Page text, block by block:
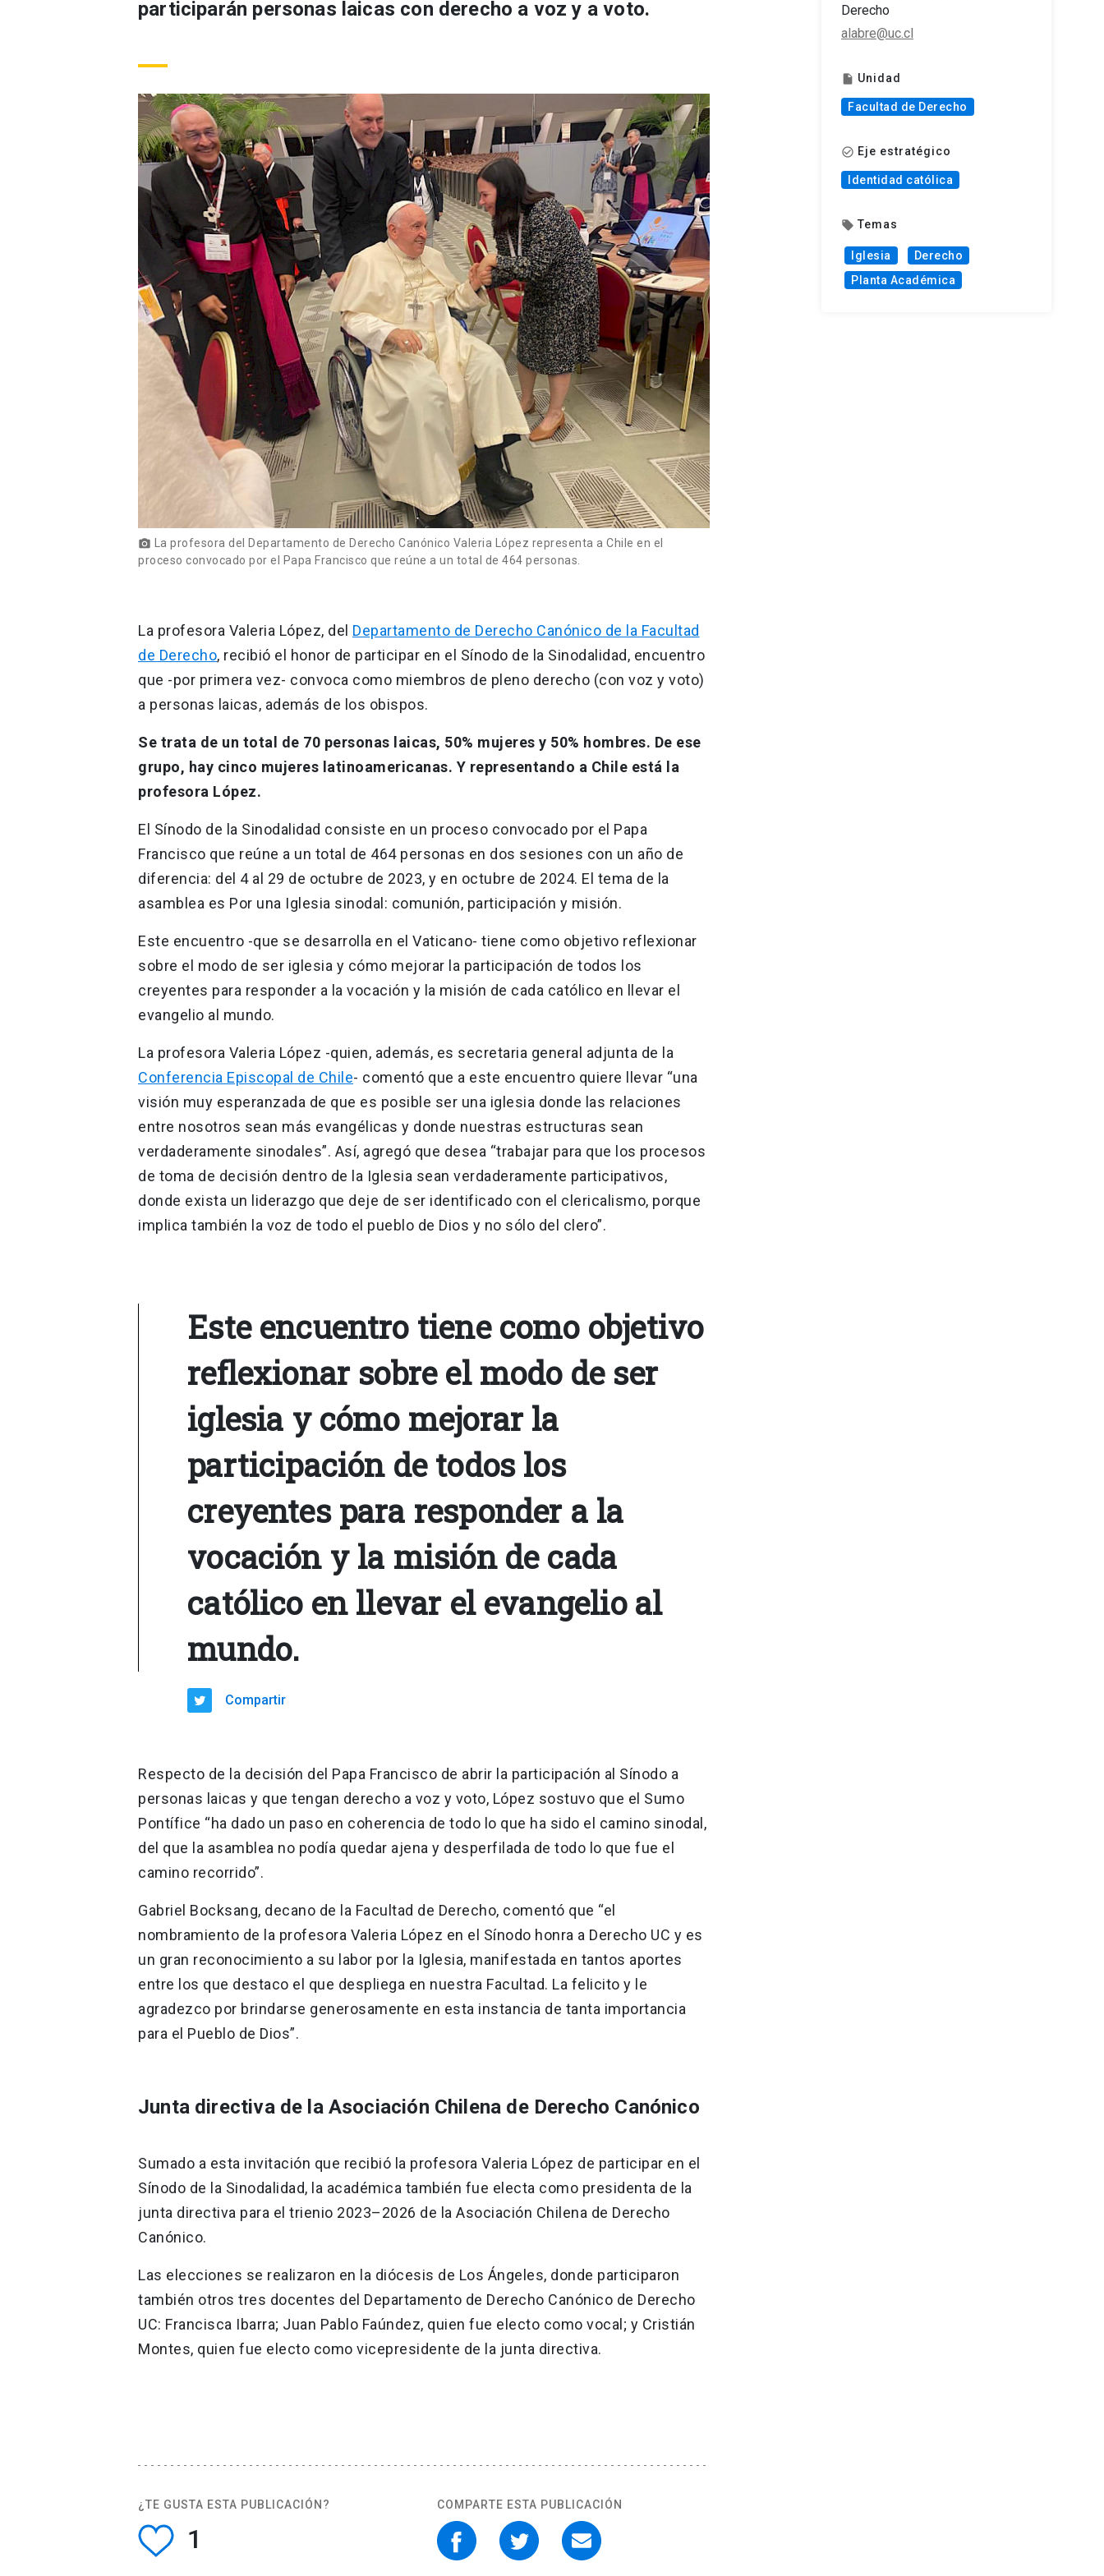
participarán personas laicas con derecho a voz y a voto.
photo_camera La profesora del Departamento de Derecho Canónico Valeria López representa a Chile en el
proceso convocado por el Papa Francisco que reúne a un total de 464 personas.
La profesora Valeria López, del Departamento de Derecho Canónico de la Facultad
de Derecho, recibió el honor de participar en el Sínodo de la Sinodalidad, encuentro
que -por primera vez- convoca como miembros de pleno derecho (con voz y voto)
a personas laicas, además de los obispos.
Se trata de un total de 70 personas laicas, 50% mujeres y 50% hombres. De ese
grupo, hay cinco mujeres latinoamericanas. Y representando a Chile está la
profesora López.
El Sínodo de la Sinodalidad consiste en un proceso convocado por el Papa
Francisco que reúne a un total de 464 personas en dos sesiones con un año de
diferencia: del 4 al 29 de octubre de 2023, y en octubre de 2024. El tema de la
asamblea es Por una Iglesia sinodal: comunión, participación y misión.
Este encuentro -que se desarrolla en el Vaticano- tiene como objetivo reflexionar
sobre el modo de ser iglesia y cómo mejorar la participación de todos los
creyentes para responder a la vocación y la misión de cada católico en llevar el
evangelio al mundo.
La profesora Valeria López -quien, además, es secretaria general adjunta de la
Conferencia Episcopal de Chile- comentó que a este encuentro quiere llevar “una
visión muy esperanzada de que es posible ser una iglesia donde las relaciones
entre nosotros sean más evangélicas y donde nuestras estructuras sean
verdaderamente sinodales”. Así, agregó que desea “trabajar para que los procesos
de toma de decisión dentro de la Iglesia sean verdaderamente participativos,
donde exista un liderazgo que deje de ser identificado con el clericalismo, porque
implica también la voz de todo el pueblo de Dios y no sólo del clero”.
Este encuentro tiene como objetivo
reflexionar sobre el modo de ser
iglesia y cómo mejorar la
participación de todos los
creyentes para responder a la
vocación y la misión de cada
católico en llevar el evangelio al
mundo.
Compartir
Respecto de la decisión del Papa Francisco de abrir la participación al Sínodo a
personas laicas y que tengan derecho a voz y voto, López sostuvo que el Sumo
Pontífice “ha dado un paso en coherencia de todo lo que ha sido el camino sinodal,
del que la asamblea no podía quedar ajena y desperfilada de todo lo que fue el
camino recorrido”.
Gabriel Bocksang, decano de la Facultad de Derecho, comentó que “el
nombramiento de la profesora Valeria López en el Sínodo honra a Derecho UC y es
un gran reconocimiento a su labor por la Iglesia, manifestada en tantos aportes
entre los que destaco el que despliega en nuestra Facultad. La felicito y le
agradezco por brindarse generosamente en esta instancia de tanta importancia
para el Pueblo de Dios”.
Junta directiva de la Asociación Chilena de Derecho Canónico
Sumado a esta invitación que recibió la profesora Valeria López de participar en el
Sínodo de la Sinodalidad, la académica también fue electa como presidenta de la
junta directiva para el trienio 2023–2026 de la Asociación Chilena de Derecho
Canónico.
Las elecciones se realizaron en la diócesis de Los Ángeles, donde participaron
también otros tres docentes del Departamento de Derecho Canónico de Derecho
UC: Francisca Ibarra; Juan Pablo Faúndez, quien fue electo como vocal; y Cristián
Montes, quien fue electo como vicepresidente de la junta directiva.
¿TE GUSTA ESTA PUBLICACIÓN?
1
COMPARTE ESTA PUBLICACIÓN
Derecho
alabre@uc.cl
insert_drive_file Unidad
Facultad de Derecho
check_circle_outline Eje estratégico
Identidad católica
local_offer Temas
Iglesia
Derecho
Planta Académica